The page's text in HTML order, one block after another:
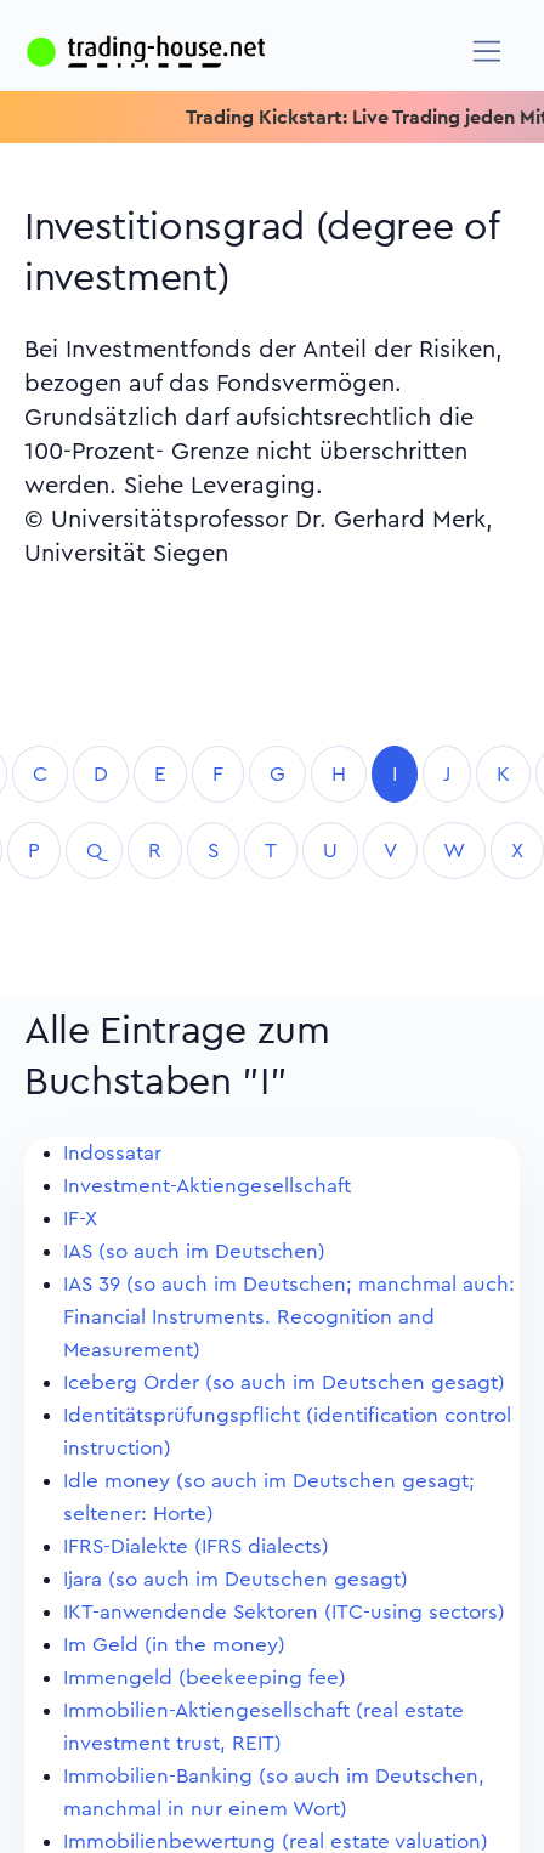
Trading Kickstart: Live Trading jeden
Investitionsgrad (degree of
investment)
Bei Investmentfonds der Anteil der Risiken,
bezogen auf das Fondsvermögen.
Grundsätzlich darf aufsichtsrechtlich die
100-Prozent- Grenze nicht überschritten
werden. Siehe Leveraging.
© Universitätsprofessor Dr. Gerhard Merk,
Universität Siegen
C D E F G H I J K
P Q R S T U V W X
Alle Eintrage zum
Buchstaben "I"
Indossatar
Investment-Aktiengesellschaft
IF-X
IAS (so auch im Deutschen)
IAS 39 (so auch im Deutschen; manchmal auch:
Financial Instruments. Recognition and
Measurement)
Iceberg Order (so auch im Deutschen gesagt)
Identitätsprüfungspflicht (identification control
instruction)
Idle money (so auch im Deutschen gesagt;
seltener: Horte)
IFRS-Dialekte (IFRS dialects)
Ijara (so auch im Deutschen gesagt)
IKT-anwendende Sektoren (ITC-using sectors)
Im Geld (in the money)
Immengeld (beekeeping fee)
Immobilien-Aktiengesellschaft (real estate
investment trust, REIT)
Immobilien-Banking (so auch im Deutschen,
manchmal in nur einem Wort)
Immobilienbewertung (real estate valuation)